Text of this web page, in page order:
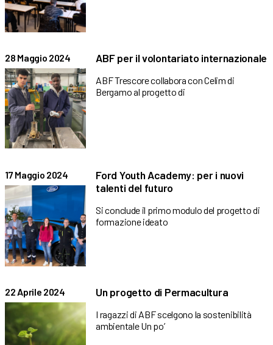
28 Maggio 2024 ABF per il volontariato internazionale
ABF Trescore collabora con Celim di
Bergamo al progetto di
17 Maggio 2024
Ford Youth Academy: per i nuovi
talenti del futuro
Si conclude il primo modulo del progetto di
formazione ideato
22 Aprile 2024 Un progetto di Permacultura
I ragazzi di ABF scelgono la sostenibilità
ambientale Un po’